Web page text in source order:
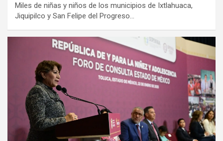
Miles de niñas y niños de los municipios de Ixtlahuaca,
Jiquipilco y San Felipe del Progreso…